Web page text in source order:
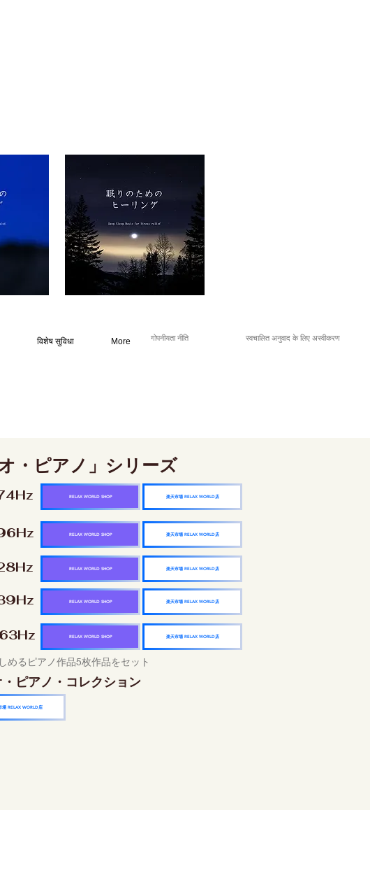
विशेष सुविधा More गोपनीयता नीति स्वचालित अनुवाद के लिए अस्वीकरण
・ピアノ」シリーズ
楽天市場 RELAX WORLD店
RELAX WORLD SHOP
楽天市場 RELAX WORLD店
RELAX WORLD SHOP
楽天市場 RELAX WORLD店
RELAX WORLD SHOP
楽天市場 RELAX WORLD店
RELAX WORLD SHOP
楽天市場 RELAX WORLD店
RELAX WORLD SHOP
めるピアノ作品5枚作品をセット
ピアノ・コレクション
場 RELAX WORLD店